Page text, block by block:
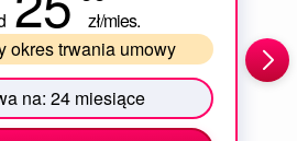
zł/mies.
okres trwania umowy
na: 24 miesiące